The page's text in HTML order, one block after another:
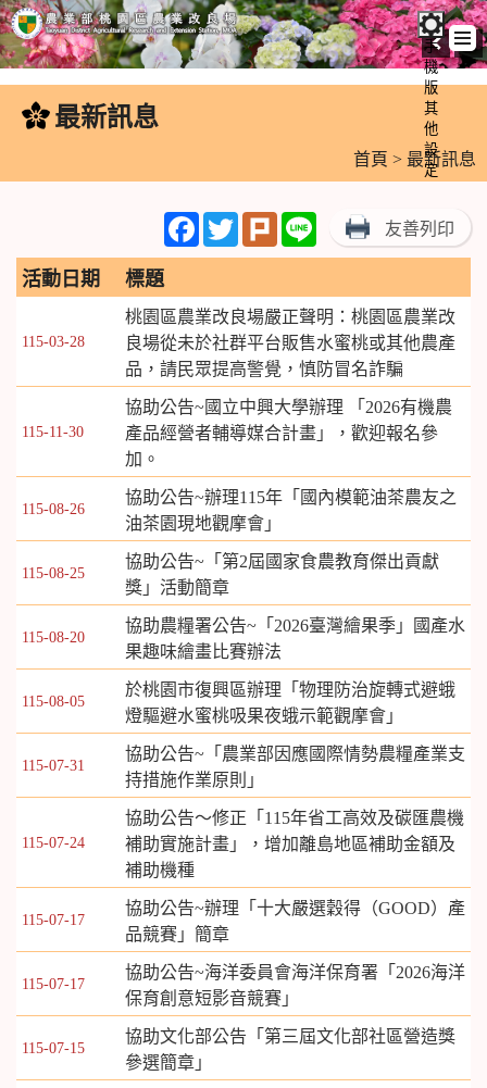
跳
內
手
機
版
其
他
設
定
最新訊息
首頁 > 最新訊息
FacebookTwitterPlurk Line 友善列印
活動日期 標題
115-03-28
桃園區農業改良場嚴正聲明：桃園區農業改
良場從未於社群平台販售水蜜桃或其他農產
品，請民眾提高警覺，慎防冒名詐騙
115-11-30
協助公告~國立中興大學辦理 「2026有機農
產品經營者輔導媒合計畫」，歡迎報名參
加。
115-08-26
協助公告~辦理115年「國內模範油茶農友之
油茶園現地觀摩會」
115-08-25
協助公告~「第2屆國家食農教育傑出貢獻
獎」活動簡章
115-08-20
協助農糧署公告~「2026臺灣繪果季」國產水
果趣味繪畫比賽辦法
115-08-05
於桃園市復興區辦理「物理防治旋轉式避蛾
燈驅避水蜜桃吸果夜蛾示範觀摩會」
115-07-31
協助公告~「農業部因應國際情勢農糧產業支
持措施作業原則」
115-07-24
協助公告～修正「115年省工高效及碳匯農機
補助實施計畫」，增加離島地區補助金額及
補助機種
115-07-17
協助公告~辦理「十大嚴選穀得（GOOD）產
品競賽」簡章
115-07-17
協助公告~海洋委員會海洋保育署「2026海洋
保育創意短影音競賽」
115-07-15
協助文化部公告「第三屆文化部社區營造獎
參選簡章」